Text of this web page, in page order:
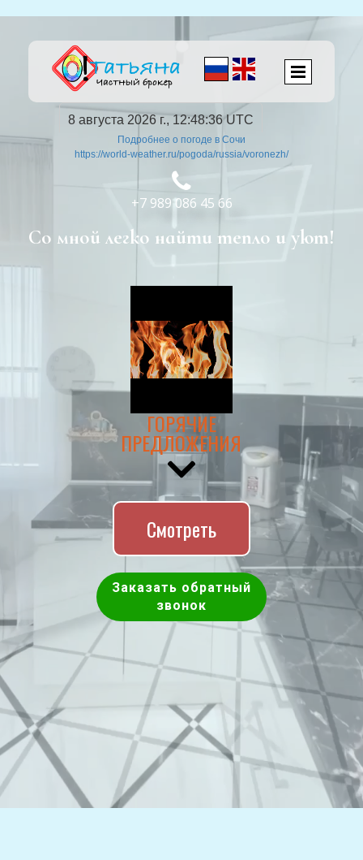
8 августа 2026 г., 12:48:37 UTC
Подробнее о погоде в Сочи
https://world-weather.ru/pogoda/russia/voronezh/

+7 989 086 45 66
Со мной легко найти тепло и уют!
ГОРЯЧИЕ
ПРЕДЛОЖЕНИЯ
Смотреть
Заказать обратный
звонок